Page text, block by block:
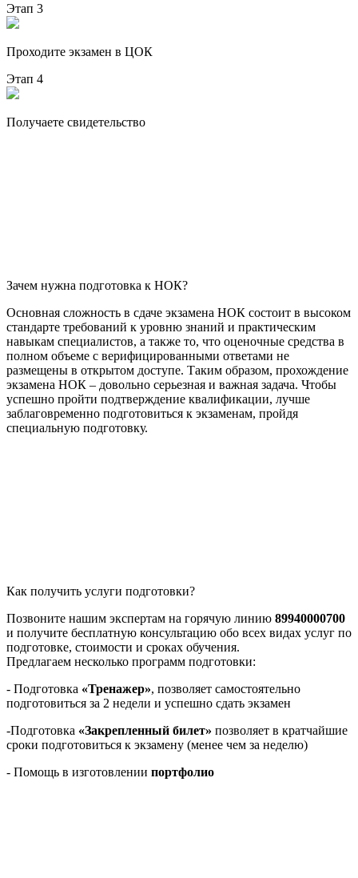
Этап 3
Проходите экзамен в ЦОК
Этап 4
Получаете свидетельство
Зачем нужна подготовка к НОК?
Основная сложность в сдаче экзамена НОК состоит в высоком
стандарте требований к уровню знаний и практическим
навыкам специалистов, а также то, что оценочные средства в
полном объеме с верифицированными ответами не
размещены в открытом доступе. Таким образом, прохождение
экзамена НОК – довольно серьезная и важная задача. Чтобы
успешно пройти подтверждение квалификации, лучше
заблаговременно подготовиться к экзаменам, пройдя
специальную подготовку.
Как получить услуги подготовки?
Позвоните нашим экспертам на горячую линию 89940000700
и получите бесплатную консультацию обо всех видах услуг по
подготовке, стоимости и сроках обучения.
Предлагаем несколько программ подготовки:
- Подготовка «Тренажер», позволяет самостоятельно
подготовиться за 2 недели и успешно сдать экзамен
-Подготовка «Закрепленный билет» позволяет в кратчайшие
сроки подготовиться к экзамену (менее чем за неделю)
- Помощь в изготовлении портфолио